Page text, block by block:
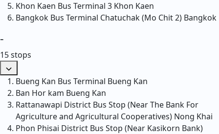
Khon Kaen Bus Terminal 3 Khon Kaen
Bangkok Bus Terminal Chatuchak (Mo Chit 2) Bangkok
-
15 stops
Bueng Kan Bus Terminal Bueng Kan
Ban Hor kam Bueng Kan
Rattanawapi District Bus Stop (Near The Bank For
Agriculture and Agricultural Cooperatives) Nong Khai
Phon Phisai District Bus Stop (Near Kasikorn Bank)